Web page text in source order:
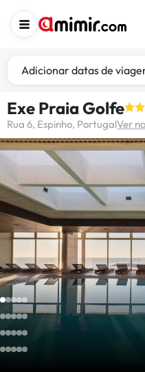
Adicionar datas de
Exe Praia Golfe
Rua 6, Espinho, PortugalVer